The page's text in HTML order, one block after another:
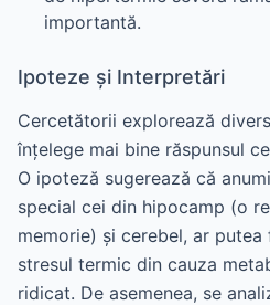
importantă.
Ipoteze și Interpretări
Cercetătorii explorează
înțelege mai bine răspunsul
O ipoteză sugerează că
special cei din hipocamp (o
memorie) și cerebel, ar
stresul termic din cauza
ridicat. De asemenea, se